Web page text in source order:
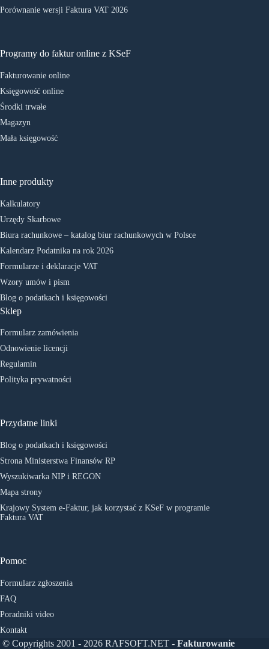
Porównanie wersji Faktura VAT 2026
Programy do faktur online z KSeF
Fakturowanie online
Księgowość online
Środki trwałe
Magazyn
Mała księgowość
Inne produkty
Kalkulatory
Urzędy Skarbowe
Biura rachunkowe – katalog biur rachunkowych w Polsce
Kalendarz Podatnika na rok 2026
Formularze i deklaracje VAT
Wzory umów i pism
Blog o podatkach i księgowości
Sklep
Formularz zamówienia
Odnowienie licencji
Regulamin
Polityka prywatności
Przydatne linki
Blog o podatkach i księgowości
Strona Ministerstwa Finansów RP
Wyszukiwarka NIP i REGON
Mapa strony
Krajowy System e-Faktur, jak korzystać z KSeF w programie
Faktura VAT
Pomoc
Formularz zgłoszenia
FAQ
Poradniki video
Kontakt
© Copyrights 2001 - 2026 RAFSOFT.NET - Fakturowanie